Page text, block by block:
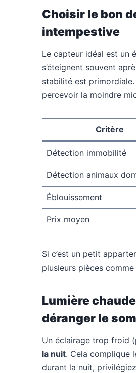
Choisir le bon
intempestive
Le capteur idéal est un
s’éteignent souvent
stabilité est
percevoir la moindre
Critère
Détection immobilité
Détection animaux
Éblouissement
Prix moyen
Si c’est un petit
plusieurs pièces
Lumière
déranger le
Un éclairage trop froid
la nuit. Cela complique
durant la nuit,